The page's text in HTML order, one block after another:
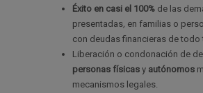
Éxito en casi el 100% de las
presentadas, en familias o
con deudas financieras de todo
Liberación o condonación de
personas físicas y autónomos
mecanismos legales.